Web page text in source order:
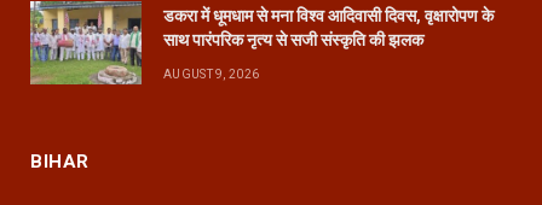
डकरा में धूमधाम से मना विश्व आदिवासी दिवस, वृक्षारोपण के
साथ पारंपरिक नृत्य से सजी संस्कृति की झलक
AUGUST 9, 2026
BIHAR